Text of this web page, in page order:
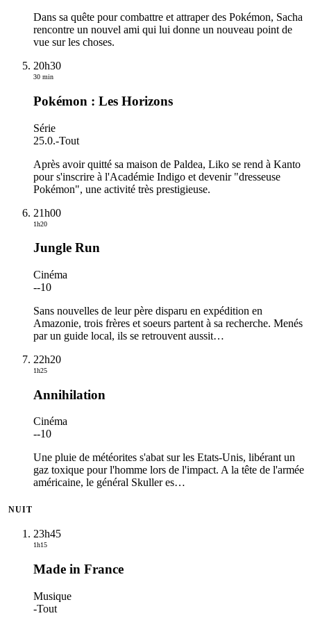
Dans sa quête pour combattre et attraper des Pokémon, Sacha
rencontre un nouvel ami qui lui donne un nouveau point de
vue sur les choses.
20h30
30 min
Pokémon : Les Horizons
Série
25.0.-Tout
Après avoir quitté sa maison de Paldea, Liko se rend à Kanto
pour s'inscrire à l'Académie Indigo et devenir "dresseuse
Pokémon", une activité très prestigieuse.
21h00
1h20
Jungle Run
Cinéma
--10
Sans nouvelles de leur père disparu en expédition en
Amazonie, trois frères et soeurs partent à sa recherche. Menés
par un guide local, ils se retrouvent aussit…
22h20
1h25
Annihilation
Cinéma
--10
Une pluie de météorites s'abat sur les Etats-Unis, libérant un
gaz toxique pour l'homme lors de l'impact. A la tête de l'armée
américaine, le général Skuller es…
NUIT
23h45
1h15
Made in France
Musique
-Tout